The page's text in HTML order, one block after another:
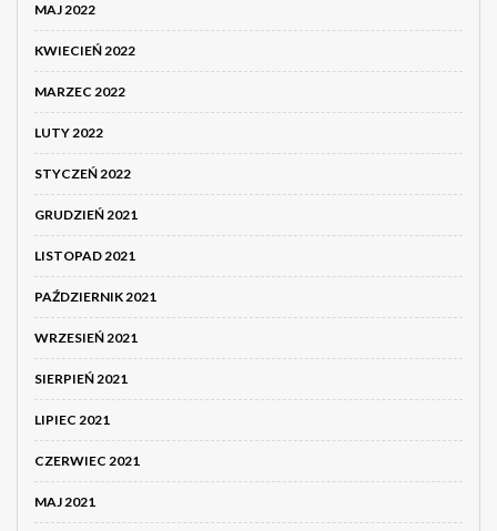
MAJ 2022
KWIECIEŃ 2022
MARZEC 2022
LUTY 2022
STYCZEŃ 2022
GRUDZIEŃ 2021
LISTOPAD 2021
PAŹDZIERNIK 2021
WRZESIEŃ 2021
SIERPIEŃ 2021
LIPIEC 2021
CZERWIEC 2021
MAJ 2021